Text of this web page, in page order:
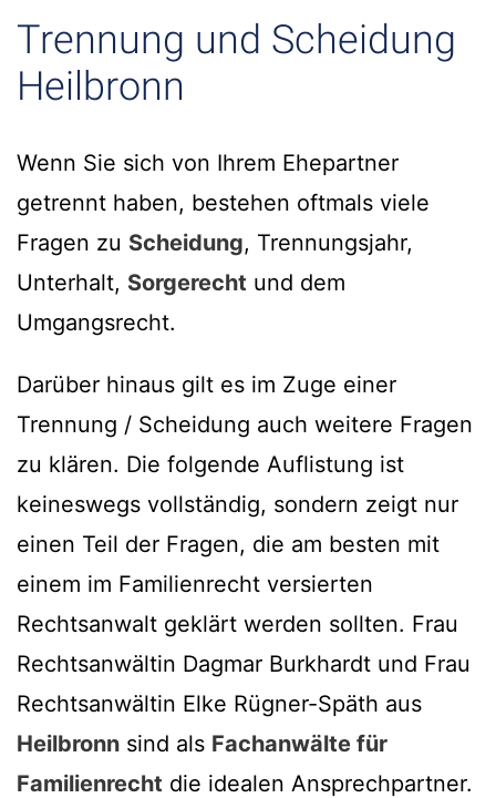
Trennung und Scheidung
Heilbronn
Wenn Sie sich von Ihrem Ehepartner
getrennt haben, bestehen oftmals viele
Fragen zu Scheidung, Trennungsjahr,
Unterhalt, Sorgerecht und dem
Umgangsrecht.
Darüber hinaus gilt es im Zuge einer
Trennung / Scheidung auch weitere Fragen
zu klären. Die folgende Auflistung ist
keineswegs vollständig, sondern zeigt nur
einen Teil der Fragen, die am besten mit
einem im Familienrecht versierten
Rechtsanwalt geklärt werden sollten. Frau
Rechtsanwältin Dagmar Burkhardt und Frau
Rechtsanwältin Elke Rügner-Späth aus
Heilbronn sind als Fachanwälte für
Familienrecht die idealen Ansprechpartner.